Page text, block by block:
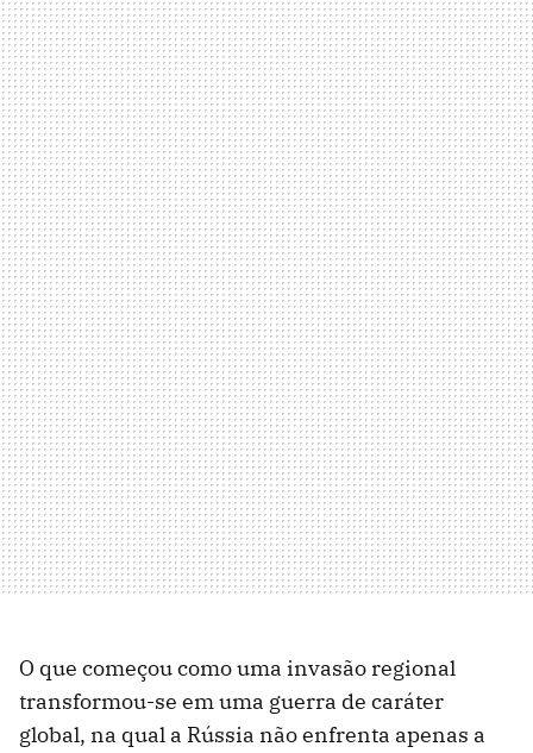
O que começou como uma invasão regional
transformou-se em uma guerra de caráter
global, na qual a Rússia não enfrenta apenas a